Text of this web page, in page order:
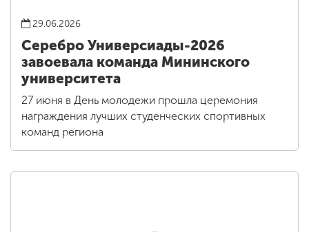
29.06.2026
Серебро Универсиады-2026
завоевала команда Мининского
университета
27 июня в День молодежи прошла церемония
награждения лучших студенческих спортивных
команд региона